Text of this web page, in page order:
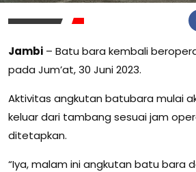
Jambi – Batu bara kembali
pada Jum’at, 30 Juni 2023.
Aktivitas angkutan batubara mulai
keluar dari tambang sesuai jam
ditetapkan.
“Iya, malam ini angkutan batu bara